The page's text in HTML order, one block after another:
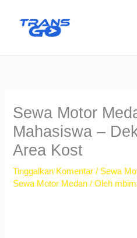
Sewa Motor
Mahasiswa –
Area Kost
Tinggalkan Komentar / Sewa
Sewa Motor Medan / Oleh